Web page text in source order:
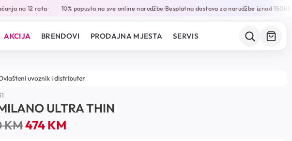
na 12 rata• 10% popusta na sve online narudžbe•Besplatna dostava za narudžbe iznad 150KM•
AKCIJA BRENDOVI PRODAJNA MJESTA SERVIS
uvoznik i distributer
ULTRA THIN
KM474KM